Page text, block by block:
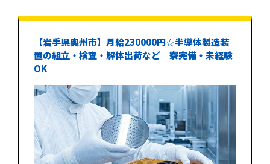
【岩手県奥州市】月給230000円☆半導体製造装
置の組立・検査・解体出荷など｜寮完備・未経験
OK